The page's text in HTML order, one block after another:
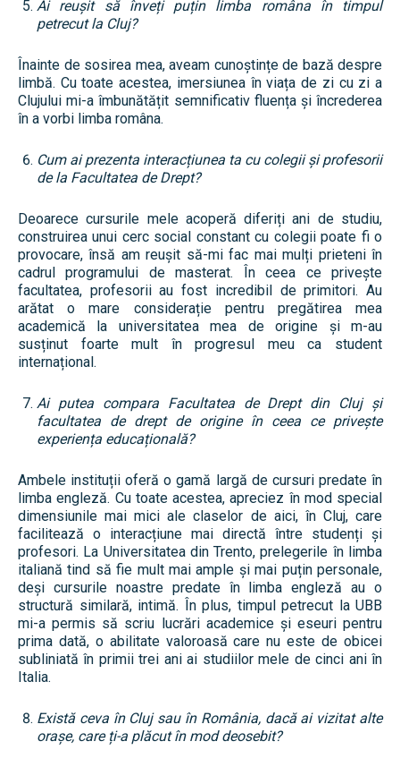
Ai reușit să înveți puțin limba româna în timpul
petrecut la Cluj?
Înainte de sosirea mea, aveam cunoștințe de bază despre
limbă. Cu toate acestea, imersiunea în viața de zi cu zi a
Clujului mi-a îmbunătățit semnificativ fluența și încrederea
în a vorbi limba româna.
Cum ai prezenta interacțiunea ta cu colegii și profesorii
de la Facultatea de Drept?
Deoarece cursurile mele acoperă diferiți ani de studiu,
construirea unui cerc social constant cu colegii poate fi o
provocare, însă am reușit să-mi fac mai mulți prieteni în
cadrul programului de masterat. În ceea ce privește
facultatea, profesorii au fost incredibil de primitori. Au
arătat o mare considerație pentru pregătirea mea
academică la universitatea mea de origine și m-au
susținut foarte mult în progresul meu ca student
internațional.
Ai putea compara Facultatea de Drept din Cluj și
facultatea de drept de origine în ceea ce privește
experiența educațională?
Ambele instituții oferă o gamă largă de cursuri predate în
limba engleză. Cu toate acestea, apreciez în mod special
dimensiunile mai mici ale claselor de aici, în Cluj, care
facilitează o interacțiune mai directă între studenți și
profesori. La Universitatea din Trento, prelegerile în limba
italiană tind să fie mult mai ample și mai puțin personale,
deși cursurile noastre predate în limba engleză au o
structură similară, intimă. În plus, timpul petrecut la UBB
mi-a permis să scriu lucrări academice și eseuri pentru
prima dată, o abilitate valoroasă care nu este de obicei
subliniată în primii trei ani ai studiilor mele de cinci ani în
Italia.
Există ceva în Cluj sau în România, dacă ai vizitat alte
orașe, care ți-a plăcut în mod deosebit?